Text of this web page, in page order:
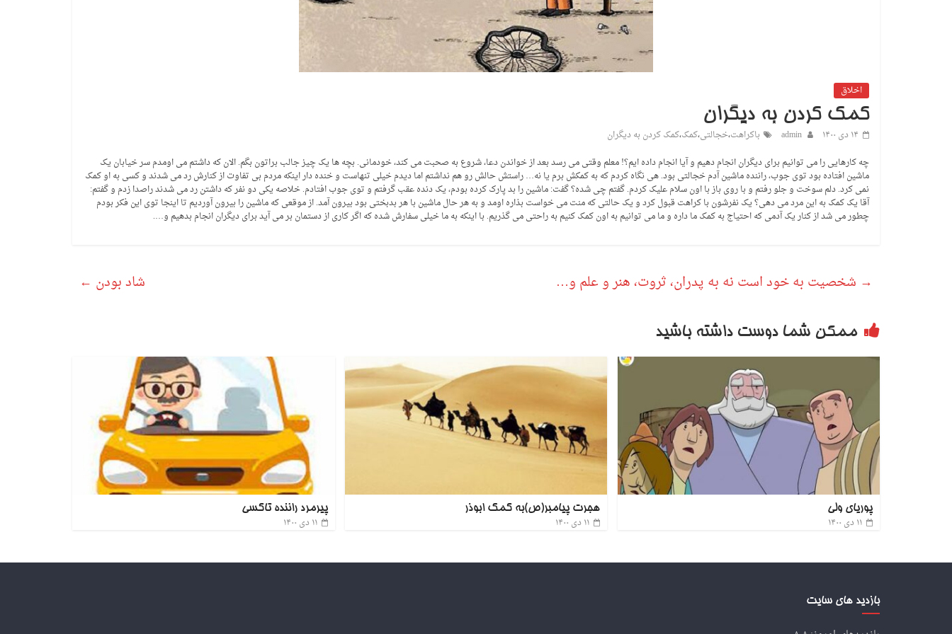
اخلاق
کمک کردن به دیگران
۱۴ دی ۱۴۰۰ admin باکراهت،خجالتی،کمک،کمک کردن به دیگران
چه کارهایی را می توانیم برای دیگران انجام دهیم و آیا انجام داده ایم؟! معلم وقتی می رسد بعد از خواندن دعا، شروع به صحبت می کند، خودمانی. بچه ها یک چیز جالب براتون بگم. الان که داشتم می اومدم سر خیابان یک
ماشین افتاده بود توی جوب، راننده ماشین آدم خجالتی بود. هی نگاه کردم که به کمکش برم یا نه… راستش حالش رو هم نداشتم اما دیدم خیلی تنهاست و خنده دار اینکه مردم بی تفاوت از کنارش رد می شدند و کسی به او کمک
نمی کرد. دلم سوخت و جلو رفتم و با روی باز با اون سلام علیک کردم. گفتم چی شده؟ گفت: ماشین را بد پارک کرده بودم، یک دنده عقب گرفتم و توی جوب افتادم. خلاصه یکی دو نفر که داشتن رد می شدند راصدا زدم و گفتم:
آقا یک کمک به این مرد می دهی؟ یک نفرشون با کراهت قبول کرد و یک حالتی که منت می خواست بذاره اومد و به هر حال ماشین با هر بدبختی بود بیرون آمد. از موقعی که ماشین را بیرون آوردیم تا اینجا توی این فکر بودم
چطور می شد از کنار یک آدمی که احتیاج به کمک ما داره و ما می توانیم به اون کمک کنیم به راحتی می گذریم. با اینکه به ما خیلی سفارش شده که اگر کاری از دستمان بر می آید برای دیگران انجام بدهیم و….
→ شخصیت به خود است نه به پدران، ثروت، هنر و علم و… شاد بودن ←
ممکن شما دوست داشته باشید
پوریای ولی
۱۱ دی ۱۴۰۰
هجرت پیامبر(ص)به کمک ابوذر
۱۱ دی ۱۴۰۰
پیرمرد راننده تاکسی
۱۱ دی ۱۴۰۰
بازدید های سایت